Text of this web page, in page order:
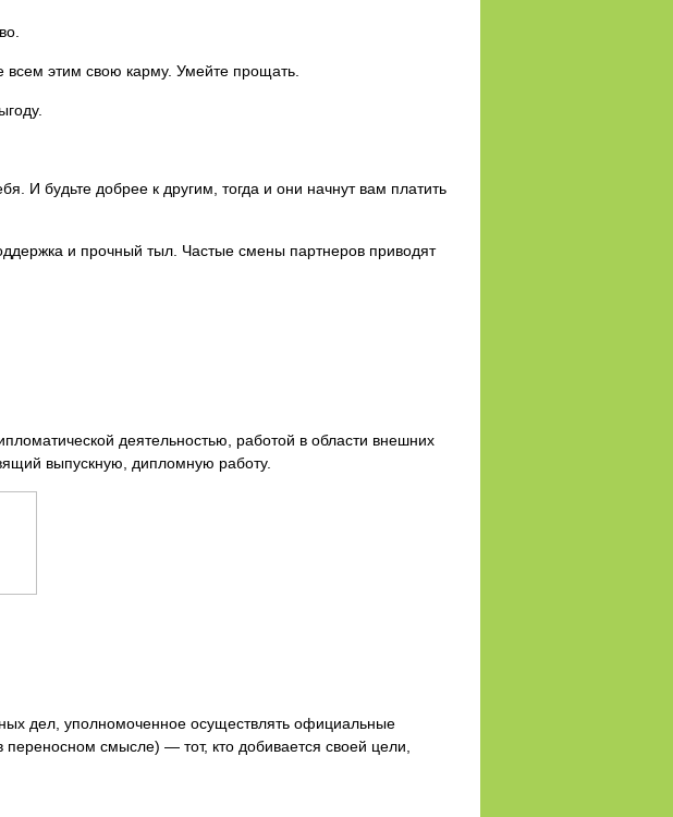
всем этим свою карму. Умейте прощать.
И будьте добрее к другим, тогда и они начнут вам платить
и прочный тыл. Частые смены партнеров приводят
деятельностью, работой в области внешних
выпускную, дипломную работу.
дел, уполномоченное осуществлять официальные
смысле) — тот, кто добивается своей цели,